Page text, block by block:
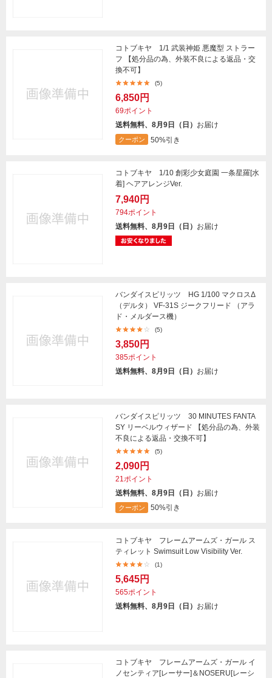
コトブキヤ 1/1 武装神姫 悪魔型 ストラー
フ 【処分品の為、外装不良による返品・交
換不可】
(5)
6,850円
69ポイント
送料無料、8月9日（日） お届け
クーポン 50%引き
コトブキヤ 1/10 創彩少女庭園 一条星羅[水
着] ヘアアレンジVer.
7,940円
794ポイント
送料無料、8月9日（日） お届け
バンダイスピリッツ HG 1/100 マクロスΔ
（デルタ） VF-31S ジークフリード （アラ
ド・メルダース機）
(5)
3,850円
385ポイント
送料無料、8月9日（日） お届け
バンダイスピリッツ 30 MINUTES FANTA
SY リーベルウィザード 【処分品の為、外装
不良による返品・交換不可】
(5)
2,090円
21ポイント
送料無料、8月9日（日） お届け
クーポン 50%引き
コトブキヤ フレームアームズ・ガール ス
ティレット Swimsuit Low Visibility Ver.
(1)
5,645円
565ポイント
送料無料、8月9日（日） お届け
コトブキヤ フレームアームズ・ガール イ
ノセンティア[レーサー]＆NOSERU[レーシ